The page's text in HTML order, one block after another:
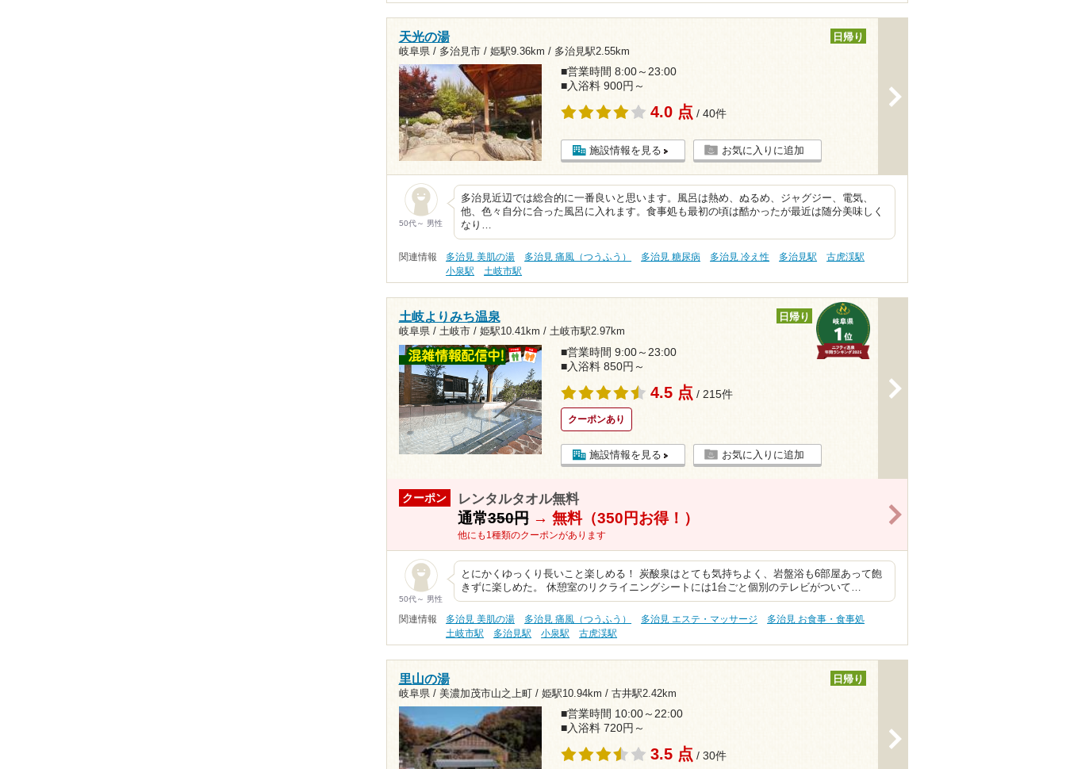
天光の湯
岐阜県 / 多治見市 / 姫駅9.36km / 多治見駅2.55km
日帰り
■営業時間 8:00～23:00
■入浴料 900円～
4.0 点 / 40件
施設情報を見る お気に入りに追加
50代～ 男性
多治見近辺では総合的に一番良いと思います。風呂は熱め、ぬるめ、ジャグジー、電気、
他、色々自分に合った風呂に入れます。食事処も最初の頃は酷かったが最近は随分美味しく
なり…
関連情報 多治見 美肌の湯 多治見 痛風（つうふう） 多治見 糖尿病 多治見 冷え性 多治見駅
古虎渓駅
小泉駅
土岐市駅
土岐よりみち温泉
岐阜県 / 土岐市 / 姫駅10.41km / 土岐市駅2.97km
日帰り
■営業時間 9:00～23:00
■入浴料 850円～
4.5 点 / 215件
クーポンあり
施設情報を見る お気に入りに追加
クーポン レンタルタオル無料
通常350円→ 無料（350円お得！）
他にも1種類のクーポンがあります
50代～ 男性
とにかくゆっくり長いこと楽しめる！ 炭酸泉はとても気持ちよく、岩盤浴も6部屋あって飽
きずに楽しめた。 休憩室のリクライニングシートには1台ごと個別のテレビがついて…
関連情報 多治見 美肌の湯 多治見 痛風（つうふう） 多治見 エステ・マッサージ
多治見 お食事・食事処
土岐市駅
多治見駅 小泉駅 古虎渓駅
里山の湯
岐阜県 / 美濃加茂市山之上町 / 姫駅10.94km / 古井駅2.42km
日帰り
■営業時間 10:00～22:00
■入浴料 720円～
3.5 点 / 30件